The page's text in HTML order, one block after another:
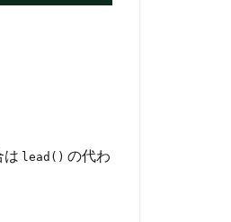
は lead() の代わ